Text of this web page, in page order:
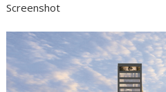
Screenshot